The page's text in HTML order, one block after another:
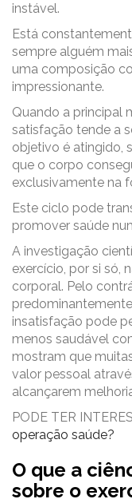
instável.
Está
sempre alguém
uma composição
impressionante.
Quando a principal
satisfação tende a
objetivo é atingido,
que o corpo
exclusivamente na
Este ciclo pode
promover saúde
A investigação
exercício, por si só,
corporal. Pelo
insatisfação pode
menos saudável
mostram que
valor pessoal
alcançarem
PODE TER
operação saúde?
O que a
sobre o